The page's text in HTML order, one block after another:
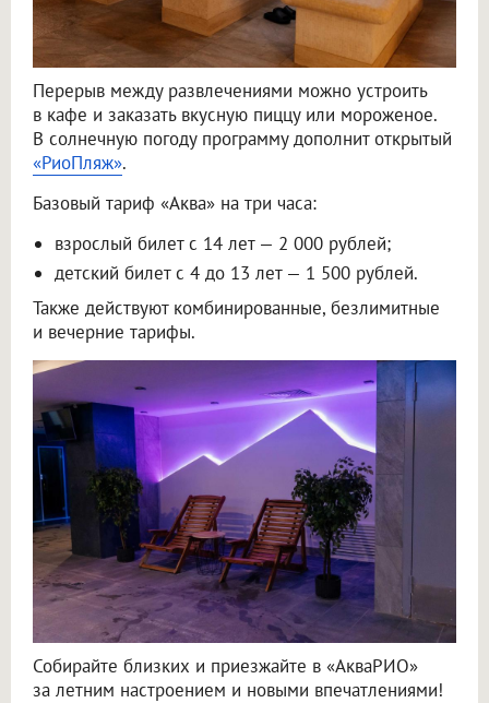
Перерыв между развлечениями можно устроить
в кафе и заказать вкусную пиццу или мороженое.
В солнечную погоду программу дополнит открытый
«РиоПляж».
Базовый тариф «Аква» на три часа:
взрослый билет с 14 лет — 2 000 рублей;
детский билет с 4 до 13 лет — 1 500 рублей.
Также действуют комбинированные, безлимитные
и вечерние тарифы.
Собирайте близких и приезжайте в «АкваРИО»
за летним настроением и новыми впечатлениями!